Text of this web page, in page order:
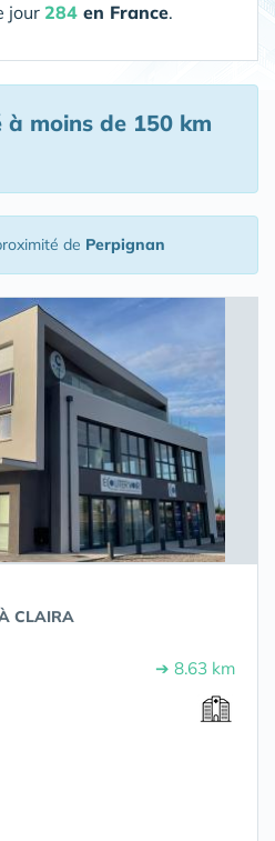
jour 284 en France.
à moins de 150 km
de Perpignan
CLAIRA
➔ 8.63 km